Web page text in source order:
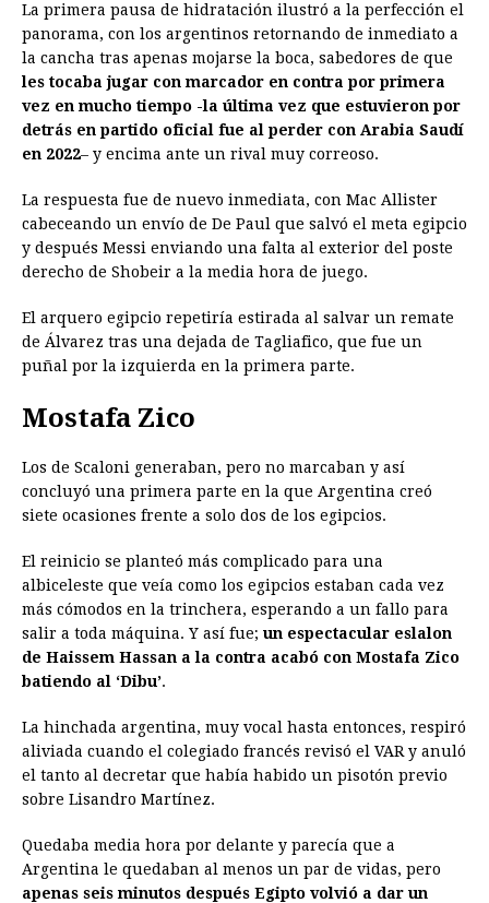
La primera pausa de hidratación ilustró a la perfección el
panorama, con los argentinos retornando de inmediato a
la cancha tras apenas mojarse la boca, sabedores de que
les tocaba jugar con marcador en contra por primera
vez en mucho tiempo -la última vez que estuvieron por
detrás en partido oficial fue al perder con Arabia Saudí
en 2022– y encima ante un rival muy correoso.
La respuesta fue de nuevo inmediata, con Mac Allister
cabeceando un envío de De Paul que salvó el meta egipcio
y después Messi enviando una falta al exterior del poste
derecho de Shobeir a la media hora de juego.
El arquero egipcio repetiría estirada al salvar un remate
de Álvarez tras una dejada de Tagliafico, que fue un
puñal por la izquierda en la primera parte.
Mostafa Zico
Los de Scaloni generaban, pero no marcaban y así
concluyó una primera parte en la que Argentina creó
siete ocasiones frente a solo dos de los egipcios.
El reinicio se planteó más complicado para una
albiceleste que veía como los egipcios estaban cada vez
más cómodos en la trinchera, esperando a un fallo para
salir a toda máquina. Y así fue; un espectacular eslalon
de Haissem Hassan a la contra acabó con Mostafa Zico
batiendo al ‘Dibu’.
La hinchada argentina, muy vocal hasta entonces, respiró
aliviada cuando el colegiado francés revisó el VAR y anuló
el tanto al decretar que había habido un pisotón previo
sobre Lisandro Martínez.
Quedaba media hora por delante y parecía que a
Argentina le quedaban al menos un par de vidas, pero
apenas seis minutos después Egipto volvió a dar un